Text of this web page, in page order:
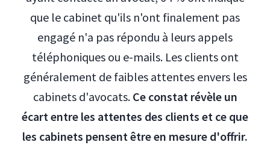
que le cabinet qu'ils n'ont finalement pas
engagé n'a pas répondu à leurs appels
téléphoniques ou e-mails. Les clients ont
généralement de faibles attentes envers les
cabinets d'avocats. Ce constat révèle un
écart entre les attentes des clients et ce que
les cabinets pensent être en mesure d'offrir.